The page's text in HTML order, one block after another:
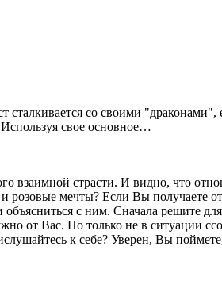
со своими "драконами",
свое основное…
взаимной страсти. И видно, что
розовые мечты? Если Вы получаете
с ним. Сначала решите
от Вас. Но только не в ситуации
к себе? Уверен, Вы